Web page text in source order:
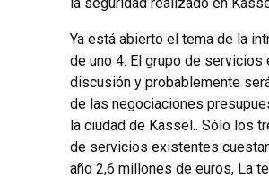
Ya está abierto el tema de la
de uno 4. El grupo de servicios
discusión y probablemente
de las negociaciones
la ciudad de Kassel.. Sólo los
de servicios existentes
año 2,6 millones de euros, La